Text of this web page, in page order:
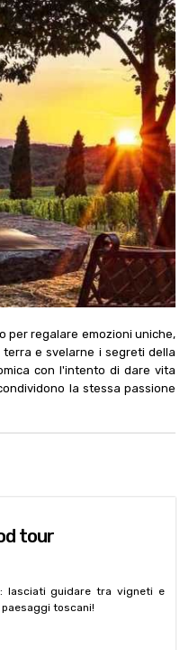
regalare emozioni uniche,
e svelarne i segreti della
con l'intento di dare vita
la stessa passione
lasciati guidare tra vigneti e
toscani!